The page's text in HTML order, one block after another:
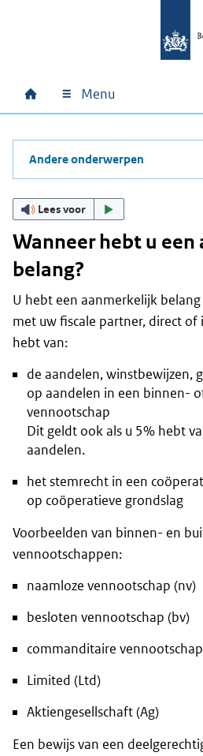
Hoofdnavigatie
Home Menu
Andere onderwerpen
Lees voor
Wanneer hebt u
belang?
U hebt een aanmerkelijk
met uw fiscale partner, direct
hebt van:
de aandelen, winstbewijzen,
op aandelen in een binnen-
vennootschap
Dit geldt ook als u 5% hebt
aandelen.
het stemrecht in een
op coöperatieve grondslag
Voorbeelden van binnen- en
vennootschappen:
naamloze vennootschap (nv)
besloten vennootschap (bv)
commanditaire
Limited (Ltd)
Aktiengesellschaft (Ag)
Een bewijs van een